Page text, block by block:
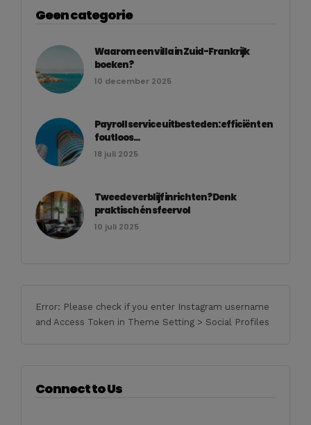
Geen categorie
Waarom een villa in Zuid-Frankrijk
boeken?
10 december 2025
Payroll service uitbesteden: efficiënt en
foutloos...
18 juli 2025
Tweede verblijf inrichten? Denk
praktisch én sfeervol
10 juli 2025
Error: Please check if you enter Instagram username
and Access Token in Theme Setting > Social Profiles
Connect to Us